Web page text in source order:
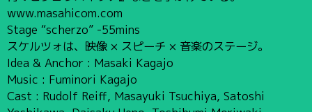
www.masahicom.com
Stage “scherzo” -55mins
スケルツォは、映像 × スピーチ × 音楽のステージ。
Idea & Anchor : Masaki Kagajo
Music : Fuminori Kagajo
Cast : Rudolf Reiff, Masayuki Tsuchiya, Satoshi